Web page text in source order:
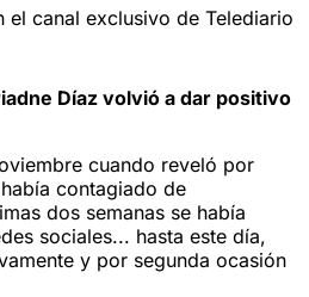
el canal exclusivo de Telediario
Díaz volvió a dar positivo
cuando reveló por
contagiado de
dos semanas se había
sociales... hasta este día,
y por segunda ocasión